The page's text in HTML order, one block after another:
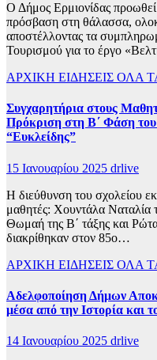
Ο Δήμος Ερμιονίδας
πρόσβαση στη θάλασσα,
αποστέλλοντας τα
Τουρισμού για το έργο
ΑΡΧΙΚΗ ΕΙΔΗΣΕΙΣ ΟΛΑ
Συγχαρητήρια στους
Πρόκριση στη Β΄ Φάση
“Ευκλείδης”
15 Ιανουαρίου 2025 drlive
Η διεύθυνση του σχολείου
μαθητές: Χουντάλα Ναταλία
Θωμαή της Β΄ τάξης και
διακρίθηκαν στον 85ο…
ΑΡΧΙΚΗ ΕΙΔΗΣΕΙΣ ΟΛΑ
Αδελφοποίηση Δήμων
μέσα από την Ιστορία και
14 Ιανουαρίου 2025 drlive